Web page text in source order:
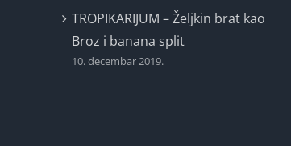
TROPIKARIJUM – Željkin brat kao
Broz i banana split
10. decembar 2019.